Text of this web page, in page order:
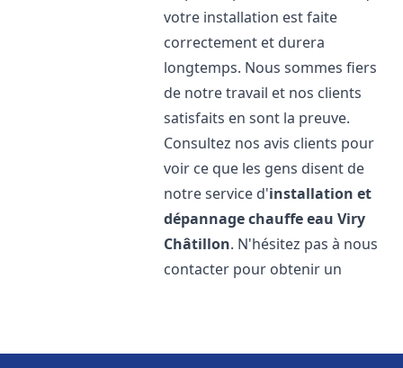
votre installation est faite
correctement et durera
longtemps. Nous sommes fiers
de notre travail et nos clients
satisfaits en sont la preuve.
Consultez nos avis clients pour
voir ce que les gens disent de
notre service d'installation et
dépannage chauffe eau Viry
Châtillon. N'hésitez pas à nous
contacter pour obtenir un